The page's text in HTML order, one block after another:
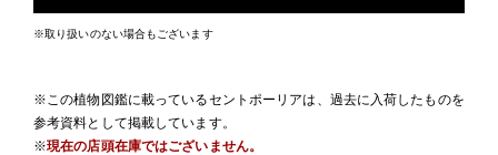
※取り扱いのない場合もございます
※この植物図鑑に載っているセントポーリアは、過去に入荷したものを
参考資料として掲載しています。
※現在の店頭在庫ではございません。